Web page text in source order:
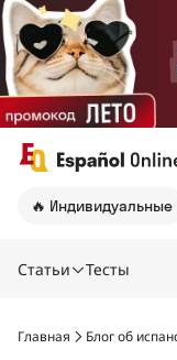
🔥 Индивидуальные
Статьи Тесты
Главная Блог об